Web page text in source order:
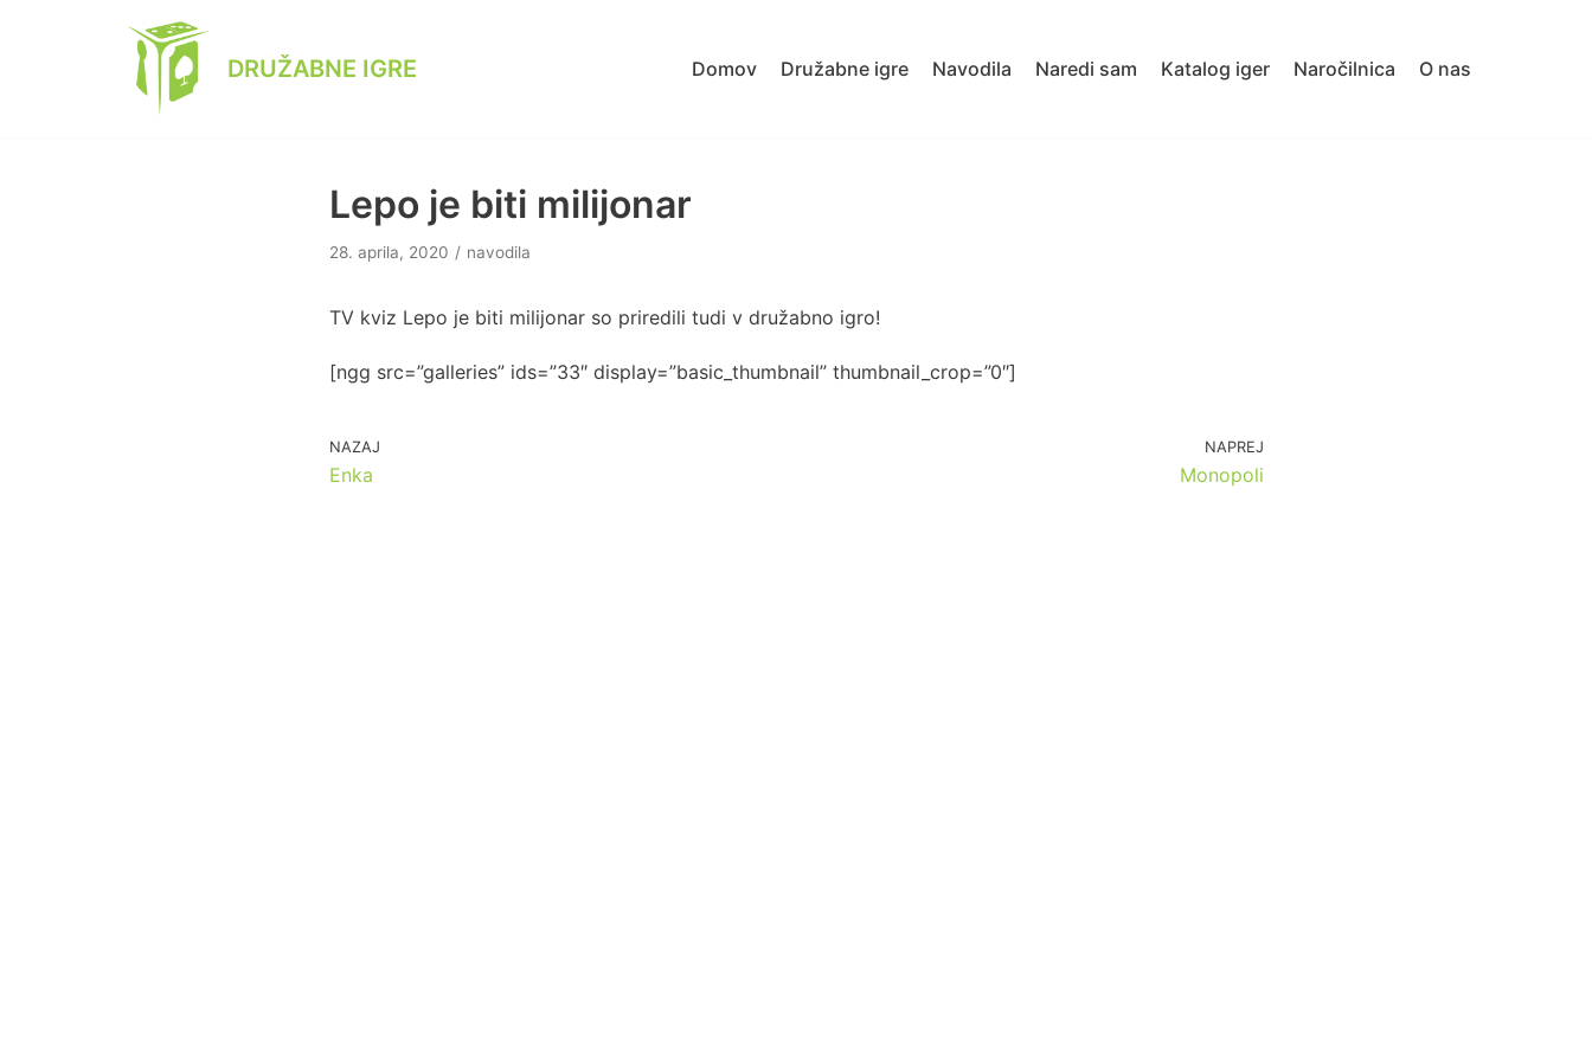
DRUŽABNE IGRE Domov Družabne igre Navodila Naredi sam Katalog iger Naročilnica O nas
Lepo je biti milijonar
28. aprila, 2020 navodila
TV kviz Lepo je biti milijonar so priredili tudi v družabno igro!
[ngg src=”galleries” ids=”33″ display=”basic_thumbnail” thumbnail_crop=”0″]
NAZAJ
Enka
NAPREJ
Monopoli